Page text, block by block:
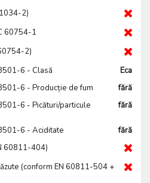
2)
60754-1
2)
6 - Clasă
Eca
6 - Producție de fum
fără
6 - Picături/particule
fără
6 - Aciditate
fără
60811-404)
(conform EN 60811-504 +